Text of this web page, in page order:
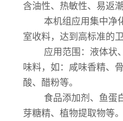
含油性、热敏性、易返
本机组应用集中净化
室收料，达到高标准的卫
应用范围：液体状、
味料，如：咸味香精、
酸、醋粉等。
食品添加剂、鱼蛋白
芽糖精、植物提取物等。